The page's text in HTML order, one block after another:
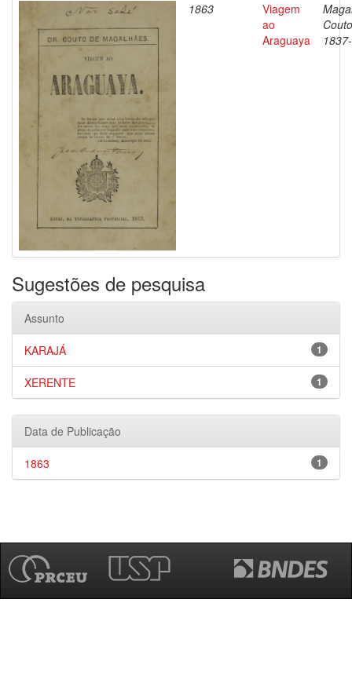
1863
Viagem
ao
Araguaya
Sugestões de pesquisa
Assunto
1
KARAJÁ
1
XERENTE
Data de Publicação
1
1863